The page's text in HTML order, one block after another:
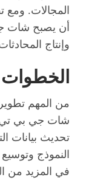
المجالات. ومع
أن يصبح شات
وإنتاج
الخطوات
من المهم
شات جي بي تي
تحديث بيانات
النموذج
في المزيد من